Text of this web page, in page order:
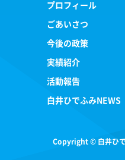
プロフィール
ごあいさつ
今後の政策
実績紹介
活動報告
白井ひでふみNEWS
Copyright © 白井ひ